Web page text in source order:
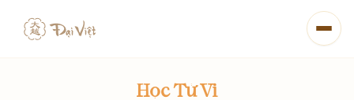
Mở
Học Tử Vi